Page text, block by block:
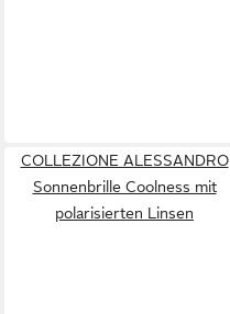
COLLEZIONE ALESSANDRO
Sonnenbrille Coolness mit
polarisierten Linsen